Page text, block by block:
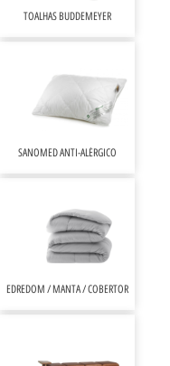
EDREDOM / MANTA / COBERTOR
SANOMED ANTI-ALÉRGICO
TOALHAS BUDDEMEYER